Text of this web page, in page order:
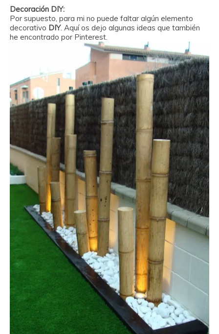
Decoración DIY:
Por supuesto, para mi no puede faltar algún elemento
decorativo DIY. Aquí os dejo algunas ideas que también
he encontrado por Pinterest.